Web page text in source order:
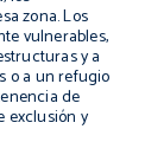
zona. Los
vulnerables,
y a
o a un refugio
de
exclusión y